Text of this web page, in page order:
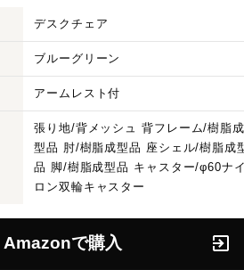
デスクチェア
ブルーグリーン
アームレスト付
張り地/背メッシュ 背フレーム/樹脂
型品 肘/樹脂成型品 座シェル/樹脂成
品 脚/樹脂成型品 キャスター/φ60ナ
ロン双輪キャスター
Amazonで購入